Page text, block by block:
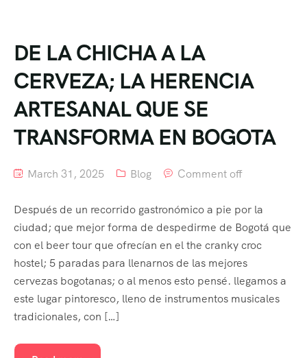
DE LA CHICHA A LA
CERVEZA; LA HERENCIA
ARTESANAL QUE SE
TRANSFORMA EN BOGOTA
March 31, 2025 Blog Comment off
Después de un recorrido gastronómico a pie por la
ciudad; que mejor forma de despedirme de Bogotá que
con el beer tour que ofrecían en el the cranky croc
hostel; 5 paradas para llenarnos de las mejores
cervezas bogotanas; o al menos esto pensé. llegamos a
este lugar pintoresco, lleno de instrumentos musicales
tradicionales, con […]